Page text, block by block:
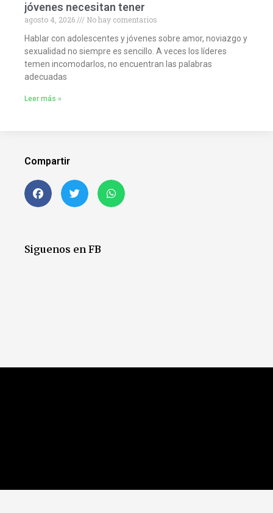
jóvenes necesitan tener
agosto 4, 2026
No hay comentarios
Hablar con adolescentes y jóvenes sobre amor, noviazgo y
sexualidad no siempre es sencillo. A veces los líderes
temen incomodarlos, no encuentran las palabras
adecuadas
Leer más »
Compartir
Siguenos en FB